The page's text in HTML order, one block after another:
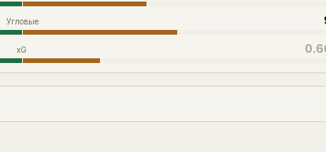
Угловые
xG